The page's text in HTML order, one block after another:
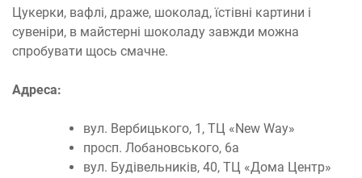
Цукерки, вафлі, драже, шоколад, їстівні картини і
сувеніри, в майстерні шоколаду завжди можна
спробувати щось смачне.
Адреса:
вул. Вербицького, 1, ТЦ «New Way»
просп. Лобановського, 6а
вул. Будівельників, 40, ТЦ «Дома Центр»